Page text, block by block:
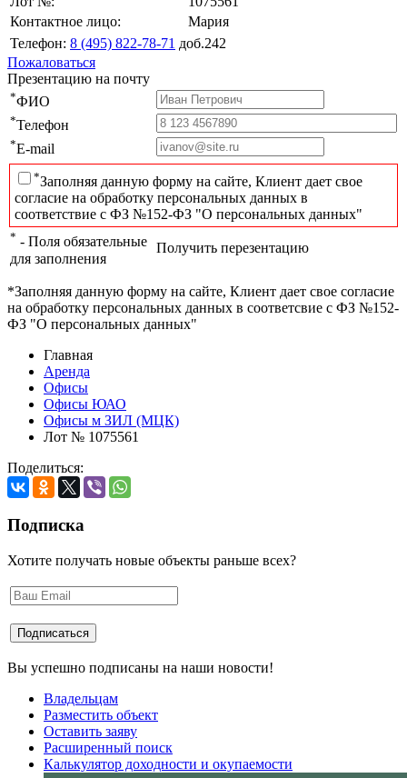
Контактное лицо:
Мария
Телефон: 8 (495) 822-78-71 доб.242
Пожаловаться
Презентацию на почту
*ФИО
*Телефон
*E-mail
*Заполняя данную форму на сайте, Клиент дает свое
согласие на обработку персональных данных в
соответствие с ФЗ №152-ФЗ "О персональных данных"
* - Поля обязательные
для заполнения
Получить перезентацию
*Заполняя данную форму на сайте, Клиент дает свое согласие
на обработку персональных данных в соответсвие с ФЗ №152-
ФЗ "О персональных данных"
Главная
Аренда
Офисы
Офисы ЮАО
Офисы м ЗИЛ (МЦК)
Лот № 1075561
Поделиться:
Подписка
Хотите получать новые объекты раньше всех?
Вы успешно подписаны на наши новости!
Владельцам
Разместить объект
Оставить заяву
Расширенный поиск
Калькулятор доходности и окупаемости